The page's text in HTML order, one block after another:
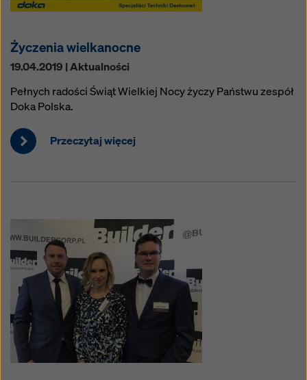
Życzenia wielkanocne
19.04.2019 | Aktualności
Pełnych radości Świąt Wielkiej Nocy życzy Państwu zespół
Doka Polska.
Przeczytaj więcej